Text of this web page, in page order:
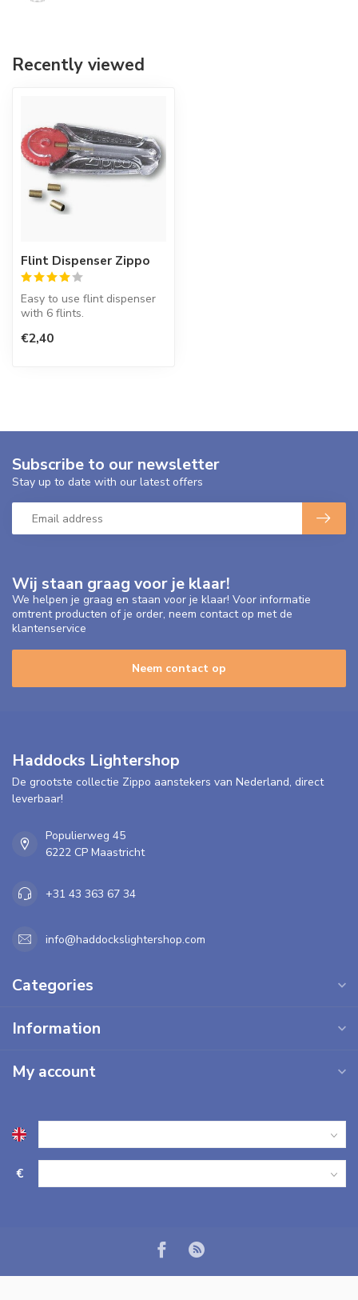
Recently viewed
Flint Dispenser Zippo
Easy to use flint dispenser
with 6 flints.
Zippo lighters has to be lit
€2,40
Wij staan graag voor je klaar!
We helpen je graag en staan voor je klaar! Voor informatie
omtrent producten of je order, neem contact op met de
klantenservice
Neem contact op
Subscribe to our newsletter
Stay up to date with our latest offers
Haddocks Lightershop
De grootste collectie Zippo aanstekers van Nederland, direct
leverbaar!
Populierweg 45
6222 CP Maastricht
+31 43 363 67 34
info@haddockslightershop.com
Categories
Information
My account
€